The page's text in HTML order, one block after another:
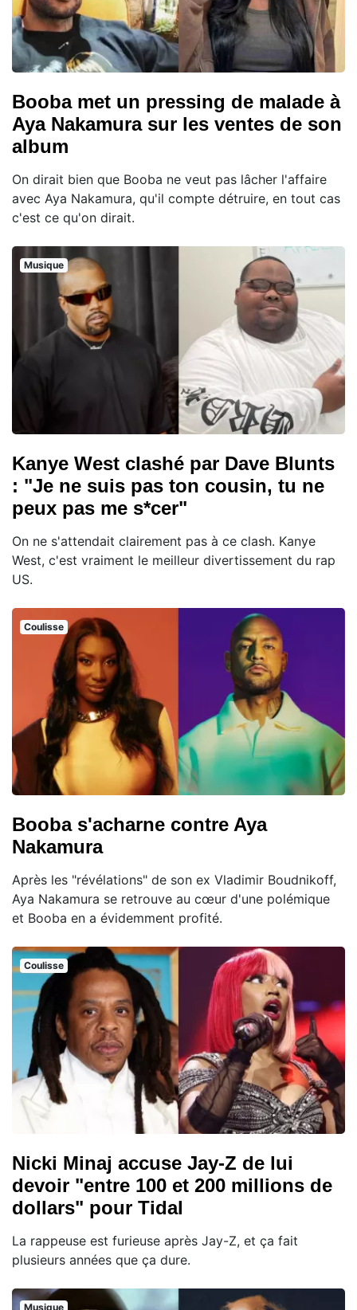
Booba met un pressing de malade à
Aya Nakamura sur les ventes de son
album
On dirait bien que Booba ne veut pas lâcher l'affaire
avec Aya Nakamura, qu'il compte détruire, en tout cas
c'est ce qu'on dirait.
Musique
Kanye West clashé par Dave Blunts
: "Je ne suis pas ton cousin, tu ne
peux pas me s*cer"
On ne s'attendait clairement pas à ce clash. Kanye
West, c'est vraiment le meilleur divertissement du rap
US.
Coulisse
Booba s'acharne contre Aya
Nakamura
Après les "révélations" de son ex Vladimir Boudnikoff,
Aya Nakamura se retrouve au cœur d'une polémique
et Booba en a évidemment profité.
Coulisse
Nicki Minaj accuse Jay-Z de lui
devoir "entre 100 et 200 millions de
dollars" pour Tidal
La rappeuse est furieuse après Jay-Z, et ça fait
plusieurs années que ça dure.
Musique